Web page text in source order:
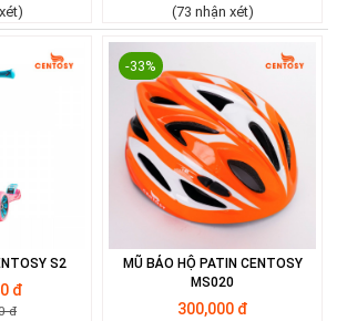
(73 nhận xét)
S2
đ
đ
-33%
MŨ BẢO HỘ PATIN CENTOSY
MS020
300,000 đ